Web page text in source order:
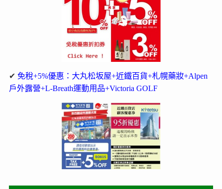
✔ 免稅+5%優惠：大丸松坂屋+近鐵百貨+札幌藥妝+Alpen
戶外露營+L-Breath運動用品+Victoria GOLF